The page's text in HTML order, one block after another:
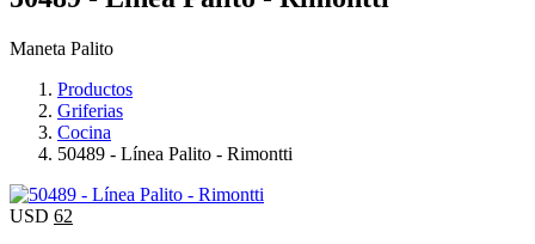
Maneta Palito
Productos
Griferias
Cocina
50489 - Línea Palito - Rimontti
USD 62